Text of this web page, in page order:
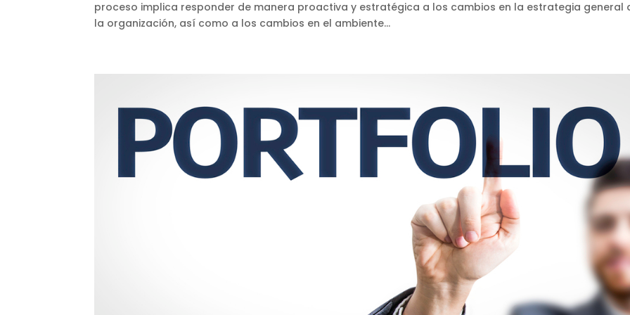
proceso implica responder de manera proactiva y estratégica a los cambios en la estrategia general
la organización, así como a los cambios en el ambiente...